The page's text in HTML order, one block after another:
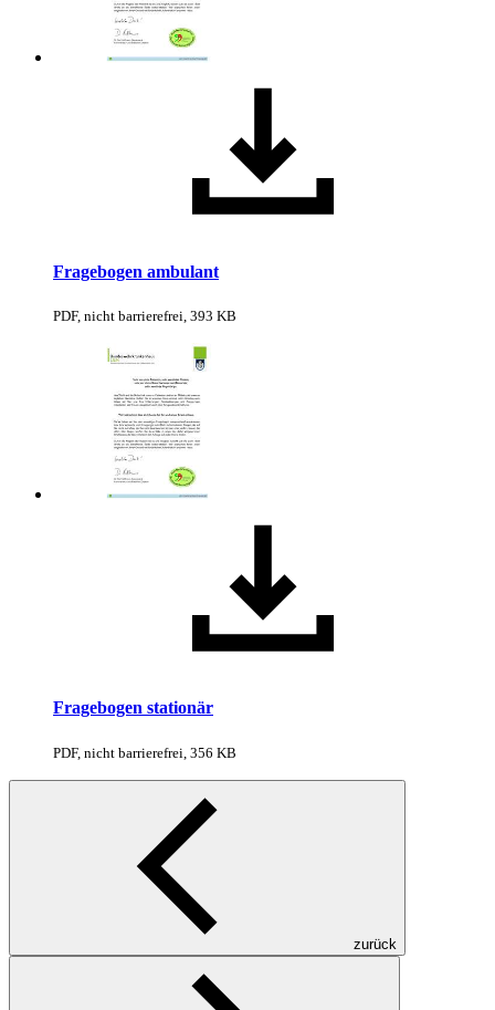
Fragebogen ambulant
PDF, nicht barrierefrei, 393 KB
Fragebogen stationär
PDF, nicht barrierefrei, 356 KB
zurück